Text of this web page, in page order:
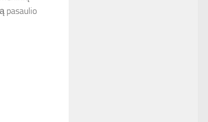
pasaulio